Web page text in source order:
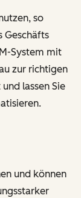
so
Geschäfts
System mit
zur richtigen
lassen Sie
und können